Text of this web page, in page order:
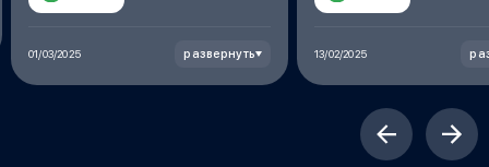
01/03/2025 развернуть
процедуры я не могла
сжималось, поэтому я
рекомендую эту
доктора Вадима
который внимательно
13/02/2025